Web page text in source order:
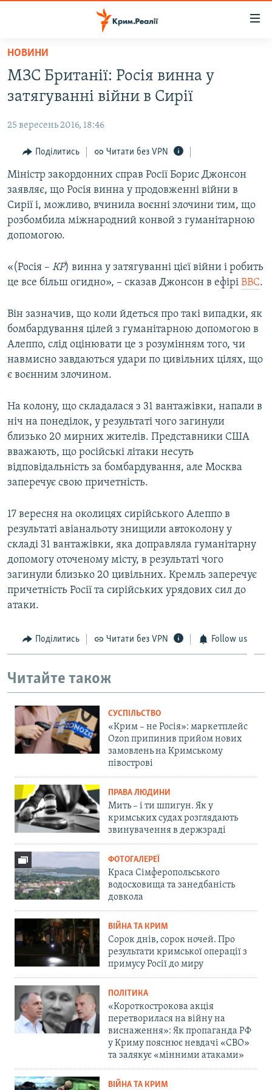
Перейти
основного
матеріалу
до
навігації
Перейти
до
пошуку
ВОДА.КРИМ
ВІДЕО ТА ФОТО
ПОЛІТИКА
БЛОГИ
ПОГЛЯД
ІНТЕРВ'Ю
ВСЕ ЗА ДЕНЬ
СПЕЦПРОЕКТИ
ДЕПОРТАЦІЯ
ВІДЕОУРОКИ «ELIFBE»
УКРАЇНСЬКА ПРОБЛЕМА КРИМУ
ІНФОГРАФІКА
ЯК ОБІЙТИ БЛОКУВАННЯ
Qırımtatar
ДОЛУЧАЙСЯ!
Усі сайти RFE/RL
НОВИНИ
МЗС Британії: Росія винна у
затягуванні війни в Сирії
25 вересень 2016, 18:46
Поділитись Читати без VPN
Міністр закордонних справ Росії Борис Джонсон
заявляє, що Росія винна у продовженні війни в
Сирії і, можливо, вчинила воєнні злочини тим, що
розбомбила міжнародний конвой з гуманітарною
допомогою.
«(Росія – КР) винна у затягуванні цієї війни і робить
це все більш огидно», – сказав Джонсон в ефірі BBC.
Він зазначив, що коли йдеться про такі випадки, як
бомбардування цілей з гуманітарною допомогою в
Алеппо, слід оцінювати це з розумінням того, чи
навмисно завдаються удари по цивільних цілях, що
є воєнним злочином.
На колону, що складалася з 31 вантажівки, напали в
ніч на понеділок, у результаті чого загинули
близько 20 мирних жителів. Представники США
вважають, що російські літаки несуть
відповідальність за бомбардування, але Москва
заперечує свою причетність.
17 вересня на околицях сирійського Алеппо в
результаті авіанальоту знищили автоколону у
складі 31 вантажівки, яка доправляла гуманітарну
допомогу оточеному місту, в результаті чого
загинули близько 20 цивільних. Кремль заперечує
причетність Росії та сирійських урядових сил до
атаки.
Поділитись Читати без VPN Follow us
Читайте також
СУСПІЛЬСТВО
«Крим – не Росія»: маркетплейс
Ozon припинив прийом нових
замовлень на Кримському
півострові
ПРАВА ЛЮДИНИ
Мить – і ти шпигун. Як у
кримських судах розглядають
звинувачення в держзраді
ФОТОГАЛЕРЕЇ
Краса Сімферопольського
водосховища та занедбаність
довкола
ВІЙНА ТА КРИМ
Сорок днів, сорок ночей. Про
результати кримської операції з
примусу Росії до миру
ПОЛІТИКА
«Короткострокова акція
перетворилася на війну на
виснаження»: Як пропаганда РФ
у Криму пояснює невдачі «СВО»
та залякує «мінними атаками»
ВІЙНА ТА КРИМ